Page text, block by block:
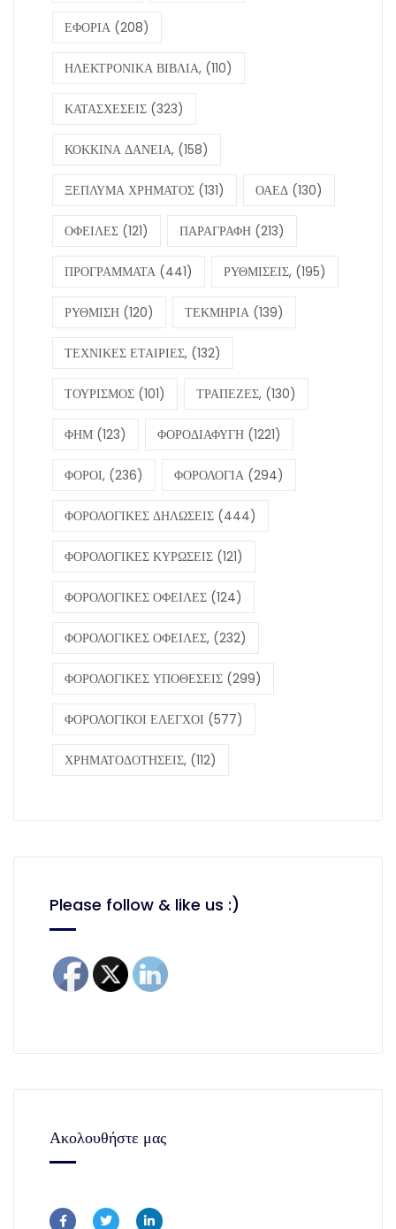
ΕΦΟΡΙΑ (208)
ΗΛΕΚΤΡΟΝΙΚΑ ΒΙΒΛΙΑ, (110)
ΚΑΤΑΣΧΕΣΕΙΣ (323)
ΚΟΚΚΙΝΑ ΔΑΝΕΙΑ, (158)
ΞΕΠΛΥΜΑ ΧΡΗΜΑΤΟΣ (131) ΟΑΕΔ (130)
ΟΦΕΙΛΕΣ (121) ΠΑΡΑΓΡΑΦΗ (213)
ΠΡΟΓΡΑΜΜΑΤΑ (441) ΡΥΘΜΙΣΕΙΣ, (195)
ΡΥΘΜΙΣΗ (120) ΤΕΚΜΗΡΙΑ (139)
ΤΕΧΝΙΚΕΣ ΕΤΑΙΡΙΕΣ, (132)
ΤΟΥΡΙΣΜΟΣ (101) ΤΡΑΠΕΖΕΣ, (130)
ΦΗΜ (123) ΦΟΡΟΔΙΑΦΥΓΗ (1221)
ΦΟΡΟΙ, (236) ΦΟΡΟΛΟΓΙΑ (294)
ΦΟΡΟΛΟΓΙΚΕΣ ΔΗΛΩΣΕΙΣ (444)
ΦΟΡΟΛΟΓΙΚΕΣ ΚΥΡΩΣΕΙΣ (121)
ΦΟΡΟΛΟΓΙΚΕΣ ΟΦΕΙΛΕΣ (124)
ΦΟΡΟΛΟΓΙΚΕΣ ΟΦΕΙΛΕΣ, (232)
ΦΟΡΟΛΟΓΙΚΕΣ ΥΠΟΘΕΣΕΙΣ (299)
ΦΟΡΟΛΟΓΙΚΟΙ ΕΛΕΓΧΟΙ (577)
ΧΡΗΜΑΤΟΔΟΤΗΣΕΙΣ, (112)
Please follow & like us :)
Ακολουθήστε μας